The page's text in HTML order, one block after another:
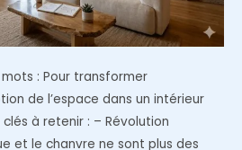
: Pour transformer
de l’espace dans un intérieur
à retenir : – Révolution
et le chanvre ne sont plus des